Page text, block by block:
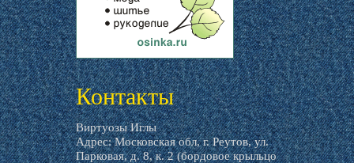
livemaster.ru
Контакты
Виртуозы Иглы
Адрес: Московская обл, г. Реутов, ул.
Парковая, д. 8, к. 2 (бордовое крыльцо